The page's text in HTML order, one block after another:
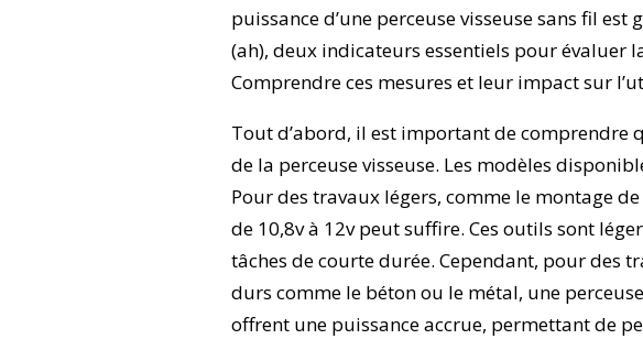
puissance d’une perceuse visseuse sans fil
(ah), deux indicateurs essentiels pour évaluer
Comprendre ces mesures et leur impact sur
Tout d’abord, il est important de comprendre
de la perceuse visseuse. Les modèles
Pour des travaux légers, comme le montage
de 10,8v à 12v peut suffire. Ces outils sont
tâches de courte durée. Cependant, pour des
durs comme le béton ou le métal, une
offrent une puissance accrue, permettant de